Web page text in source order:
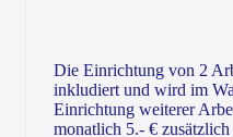
Die Einrichtung von 2
inkludiert und wird im
Einrichtung weiterer
monatlich 5.- € zusätzlich